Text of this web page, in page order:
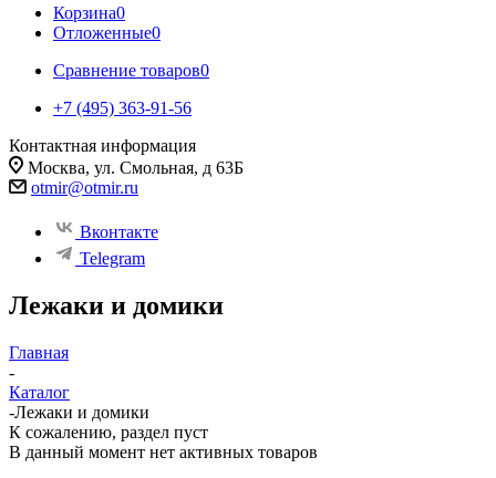
Корзина0
Отложенные0
Сравнение товаров0
+7 (495) 363-91-56
Контактная информация
Москва, ул. Смольная, д 63Б
otmir@otmir.ru
Вконтакте
Telegram
Лежаки и домики
Главная
-
Каталог
-Лежаки и домики
К сожалению, раздел пуст
В данный момент нет активных товаров